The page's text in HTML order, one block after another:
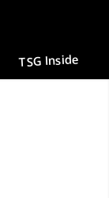
TSG Inside